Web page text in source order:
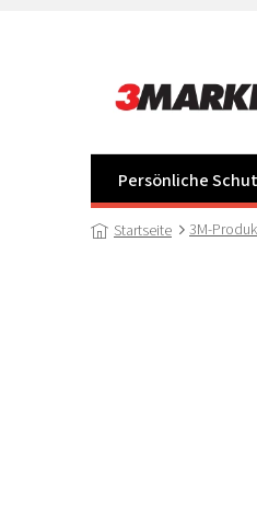
Persönliche
Startseite 3M-